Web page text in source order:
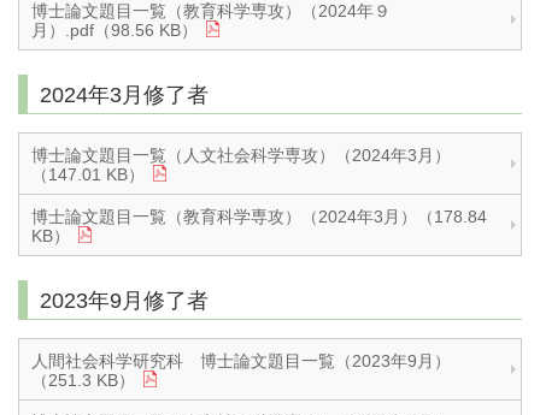
博士論文題目一覧（教育科学専攻）（2024年９
月）.pdf（98.56 KB）
2024年3月修了者
博士論文題目一覧（人文社会科学専攻）（2024年3月）
（147.01 KB）
博士論文題目一覧（教育科学専攻）（2024年3月）（178.84
KB）
2023年9月修了者
人間社会科学研究科 博士論文題目一覧（2023年9月）
（251.3 KB）